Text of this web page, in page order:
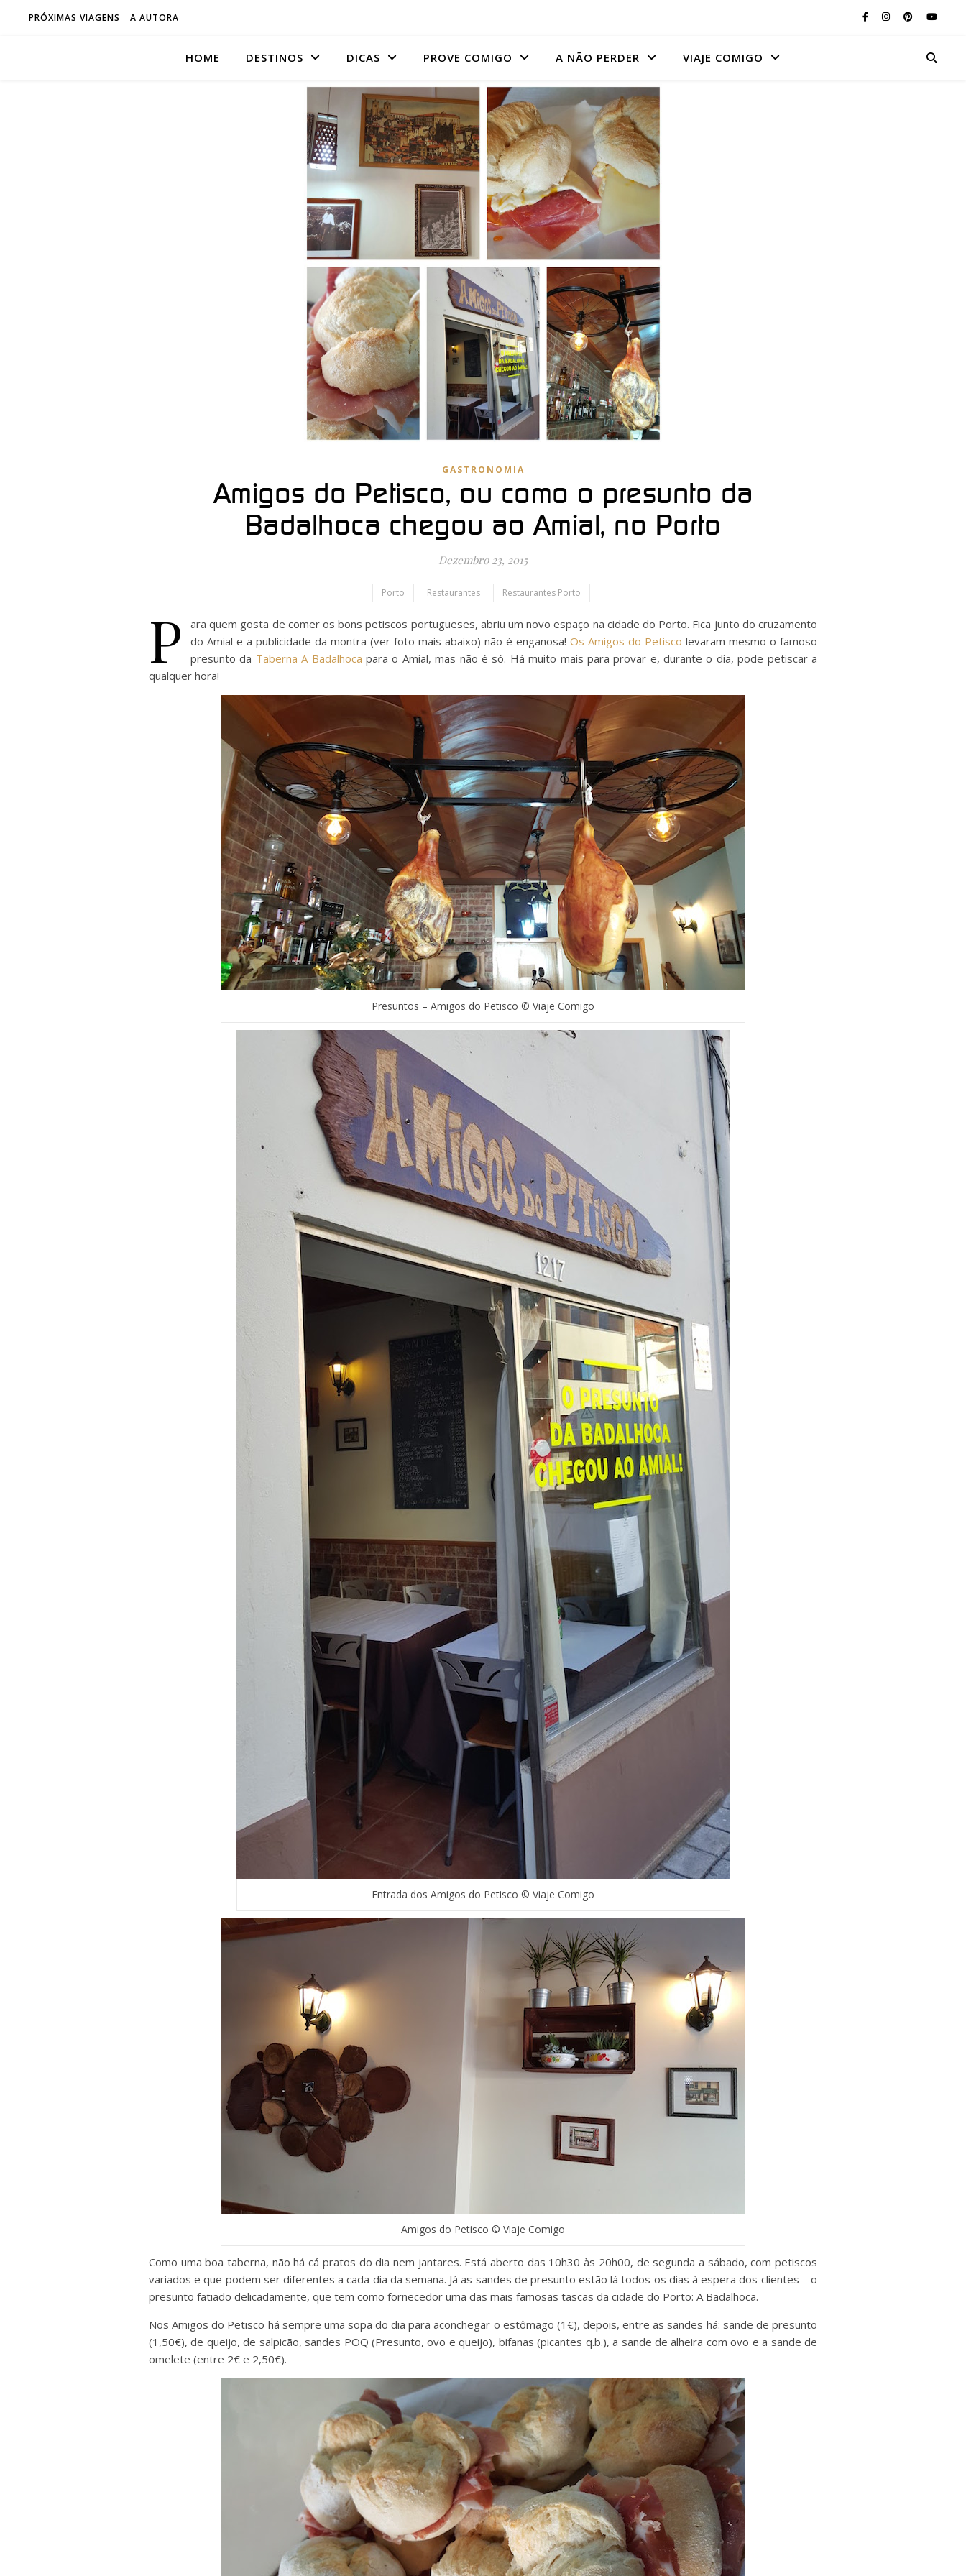
PRÓXIMAS VIAGENS A AUTORA
HOME DESTINOS DICAS PROVE COMIGO A NÃO PERDER VIAJE COMIGO
GASTRONOMIA
Amigos do Petisco, ou como o presunto da
Badalhoca chegou ao Amial, no Porto
Dezembro 23, 2015
Porto Restaurantes Restaurantes Porto
P
ara quem gosta de comer os bons petiscos portugueses, abriu um novo espaço na cidade do Porto. Fica junto do cruzamento
do Amial e a publicidade da montra (ver foto mais abaixo) não é enganosa! Os Amigos do Petisco levaram mesmo o famoso
presunto da Taberna A Badalhoca para o Amial, mas não é só. Há muito mais para provar e, durante o dia, pode petiscar a
qualquer hora!
Presuntos – Amigos do Petisco © Viaje Comigo
Entrada dos Amigos do Petisco © Viaje Comigo
Amigos do Petisco © Viaje Comigo
Como uma boa taberna, não há cá pratos do dia nem jantares. Está aberto das 10h30 às 20h00, de segunda a sábado, com petiscos
variados e que podem ser diferentes a cada dia da semana. Já as sandes de presunto estão lá todos os dias à espera dos clientes – o
presunto fatiado delicadamente, que tem como fornecedor uma das mais famosas tascas da cidade do Porto: A Badalhoca.
Nos Amigos do Petisco há sempre uma sopa do dia para aconchegar o estômago (1€), depois, entre as sandes há: sande de presunto
(1,50€), de queijo, de salpicão, sandes POQ (Presunto, ovo e queijo), bifanas (picantes q.b.), a sande de alheira com ovo e a sande de
omelete (entre 2€ e 2,50€).